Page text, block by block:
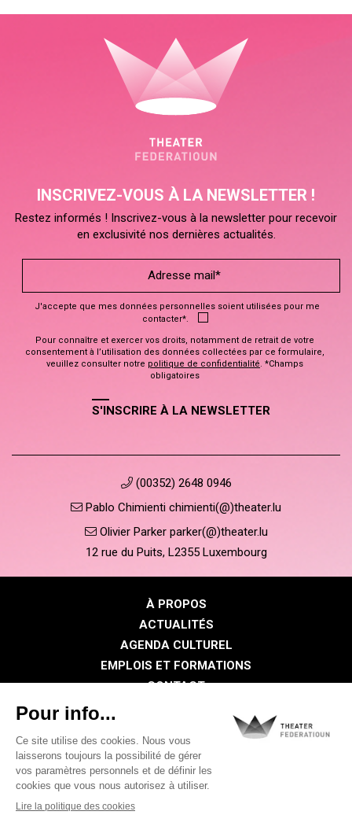
INSCRIVEZ-VOUS À LA NEWSLETTER !
Restez informés ! Inscrivez-vous à la newsletter pour recevoir
en exclusivité nos dernières actualités.
J'accepte que mes données personnelles soient utilisées pour me
contacter*.
Pour connaître et exercer vos droits, notamment de retrait de votre
consentement à l’utilisation des données collectées par ce formulaire,
veuillez consulter notre politique de confidentialité. *Champs
obligatoires
S'INSCRIRE À LA NEWSLETTER
(00352) 2648 0946
Pablo Chimienti chimienti(@)theater.lu
Olivier Parker parker(@)theater.lu
12 rue du Puits, L2355 Luxembourg
À PROPOS
ACTUALITÉS
AGENDA CULTUREL
EMPLOIS ET FORMATIONS
CONTACT
Politique de confidentialité
Politique des cookies